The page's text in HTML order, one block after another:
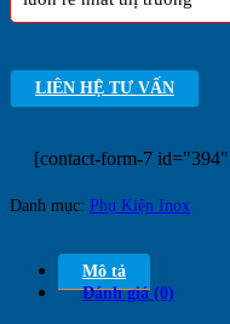
LIÊN HỆ TƯ VẤN
[contact-form-7
Danh mục: Phụ Kiện Inox
Mô tả
Đánh giá (0)